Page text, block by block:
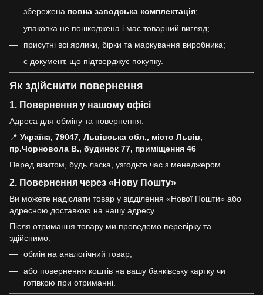
збережена повна заводська комплектація;
упаковка не пошкоджена і має товарний вигляд;
присутні всі ярлики, бірки та маркування виробника;
є документ, що підтверджує покупку.
Як здійснити повернення
1. Повернення у нашому офісі
Адреса для обміну та повернення:
📍 Україна, 79047, Львівська обл., місто Львів,
пр.Чорновола В., будинок 77, приміщення 46
Перед візитом, будь ласка, узгодьте час з менеджером.
2. Повернення через «Нову Пошту»
Ви можете надіслати товар у відділення «Нової Пошти» або
адресною доставкою на нашу адресу.
Після отримання товару ми проведемо перевірку та
здійснимо:
обмін на аналогічний товар;
або повернення коштів на вашу банківську картку чи
готівкою при отриманні.